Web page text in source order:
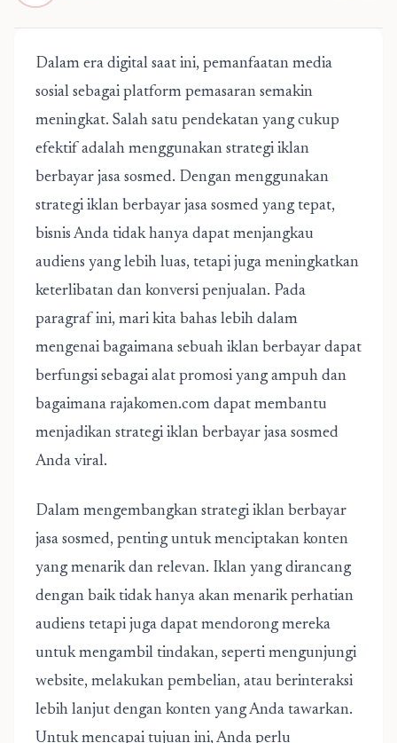
Dalam era digital saat ini, pemanfaatan media
sosial sebagai platform pemasaran semakin
meningkat. Salah satu pendekatan yang cukup
efektif adalah menggunakan strategi iklan
berbayar jasa sosmed. Dengan menggunakan
strategi iklan berbayar jasa sosmed yang tepat,
bisnis Anda tidak hanya dapat menjangkau
audiens yang lebih luas, tetapi juga meningkatkan
keterlibatan dan konversi penjualan. Pada
paragraf ini, mari kita bahas lebih dalam
mengenai bagaimana sebuah iklan berbayar dapat
berfungsi sebagai alat promosi yang ampuh dan
bagaimana rajakomen.com dapat membantu
menjadikan strategi iklan berbayar jasa sosmed
Anda viral.
Dalam mengembangkan strategi iklan berbayar
jasa sosmed, penting untuk menciptakan konten
yang menarik dan relevan. Iklan yang dirancang
dengan baik tidak hanya akan menarik perhatian
audiens tetapi juga dapat mendorong mereka
untuk mengambil tindakan, seperti mengunjungi
website, melakukan pembelian, atau berinteraksi
lebih lanjut dengan konten yang Anda tawarkan.
Untuk mencapai tujuan ini, Anda perlu